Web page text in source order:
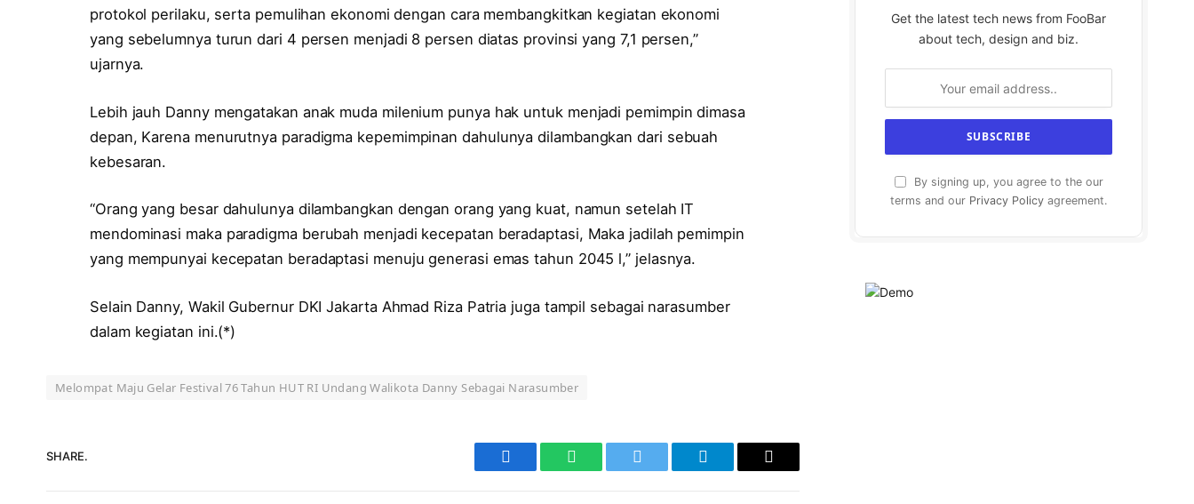
protokol perilaku, serta pemulihan ekonomi dengan cara membangkitkan kegiatan ekonomi
yang sebelumnya turun dari 4 persen menjadi 8 persen diatas provinsi yang 7,1 persen,”
ujarnya.
Lebih jauh Danny mengatakan anak muda milenium punya hak untuk menjadi pemimpin dimasa
depan, Karena menurutnya paradigma kepemimpinan dahulunya dilambangkan dari sebuah
kebesaran.
“Orang yang besar dahulunya dilambangkan dengan orang yang kuat, namun setelah IT
mendominasi maka paradigma berubah menjadi kecepatan beradaptasi, Maka jadilah pemimpin
yang mempunyai kecepatan beradaptasi menuju generasi emas tahun 2045 l,” jelasnya.
Selain Danny, Wakil Gubernur DKI Jakarta Ahmad Riza Patria juga tampil sebagai narasumber
dalam kegiatan ini.(*)
Melompat Maju Gelar Festival 76 Tahun HUT RI Undang Walikota Danny Sebagai Narasumber
SHARE.
Facebook WhatsAppTwitter Telegram Copy
Get the latest tech news from FooBar
about tech, design and biz.
By signing up, you agree to the our
terms and our Privacy Policy agreement.